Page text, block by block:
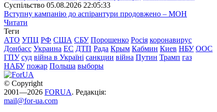
Суспiльство 05.08.2026 22:05:33
Вступну кампанію до аспірантури продовжено – МОН
Читати
Теги
АТО УПЦ РФ США СБУ Порошенко Росія коронавирус
Донбасс Украина ЕС ДТП Рада Крым Кабмин Киев НБУ ООС
ГПУ суд війна в Україні санкции війна Путин Трамп газ
НАБУ пожар Польша выборы
© Copyright
2001—2026 FORUA. Редакція:
mail@for-ua.com